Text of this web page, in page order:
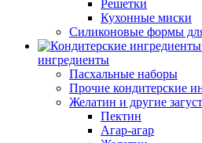
Решетки
Кухонные миски
Силиконовые формы
ингредиенты
Пасхальные наборы
Прочие кондитерские
Желатин и другие
Пектин
Агар-агар